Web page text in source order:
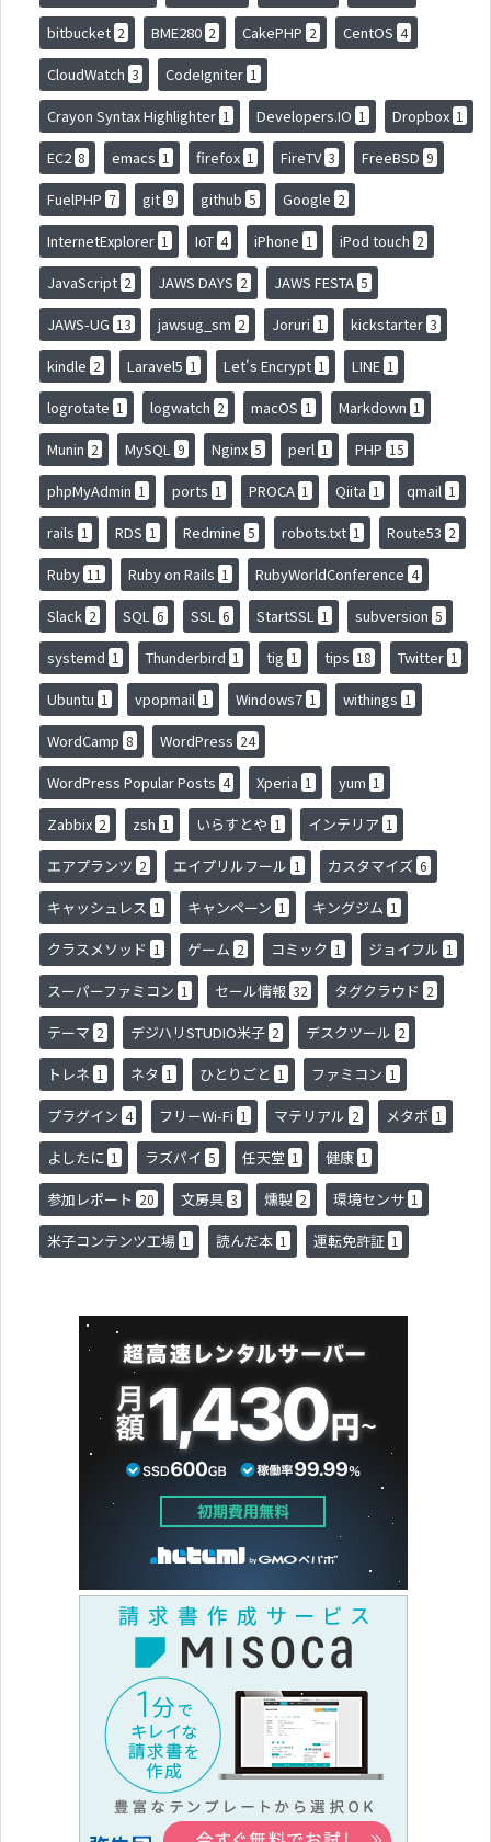
bitbucket 2 BME280 2 CakePHP 2 CentOS 4
CloudWatch 3 CodeIgniter 1
Crayon Syntax Highlighter 1 Developers.IO 1 Dropbox 1
EC2 8 emacs 1 firefox 1 FireTV 3 FreeBSD 9
FuelPHP 7 git 9 github 5 Google 2
InternetExplorer 1 IoT 4 iPhone 1 iPod touch 2
JavaScript 2 JAWS DAYS 2 JAWS FESTA 5
JAWS-UG 13 jawsug_sm 2 Joruri 1 kickstarter 3
kindle 2 Laravel5 1 Let's Encrypt 1 LINE 1
logrotate 1 logwatch 2 macOS 1 Markdown 1
Munin 2 MySQL 9 Nginx 5 perl 1 PHP 15
phpMyAdmin 1 ports 1 PROCA 1 Qiita 1 qmail 1
rails 1 RDS 1 Redmine 5 robots.txt 1 Route53 2
Ruby 11 Ruby on Rails 1 RubyWorldConference 4
Slack 2 SQL 6 SSL 6 StartSSL 1 subversion 5
systemd 1 Thunderbird 1 tig 1 tips 18 Twitter 1
Ubuntu 1 vpopmail 1 Windows7 1 withings 1
WordCamp 8 WordPress 24
WordPress Popular Posts 4 Xperia 1 yum 1
Zabbix 2 zsh 1 いらすとや 1 インテリア 1
エアプランツ 2 エイプリルフール 1 カスタマイズ 6
キャッシュレス 1 キャンペーン 1 キングジム 1
クラスメソッド 1 ゲーム 2 コミック 1 ジョイフル 1
スーパーファミコン 1 セール情報 32 タグクラウド 2
テーマ 2 デジハリSTUDIO米子 2 デスクツール 2
トレネ 1 ネタ 1 ひとりごと 1 ファミコン 1
プラグイン 4 フリーWi-Fi 1 マテリアル 2 メタボ 1
よしたに 1 ラズパイ 5 任天堂 1 健康 1
参加レポート 20 文房具 3 燻製 2 環境センサ 1
米子コンテンツ工場 1 読んだ本 1 運転免許証 1